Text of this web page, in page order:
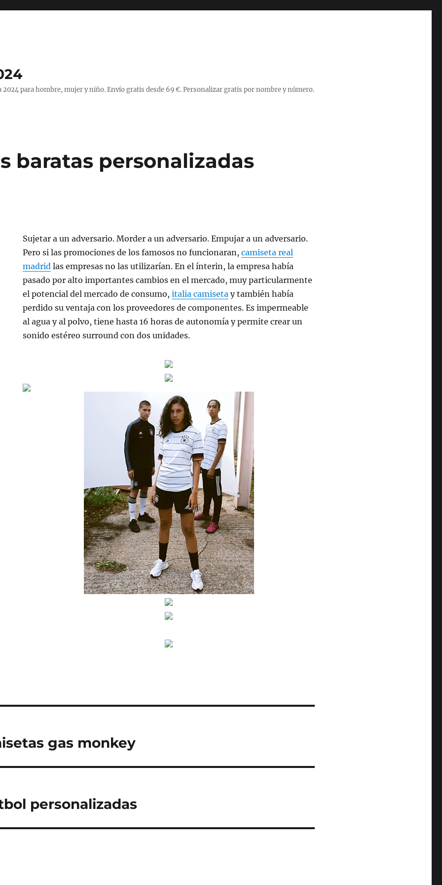
para hombre, mujer y niño. Envío gratis desde 69 €. Personalizar gratis por nombre y número.
baratas personalizadas
Sujetar a un adversario. Morder a un adversario. Empujar a un adversario.
Pero si las promociones de los famosos no funcionaran,camiseta real
madrid las empresas no las utilizarían. En el ínterin, la empresa había
pasado por alto importantes cambios en el mercado, muy particularmente
el potencial del mercado de consumo,italia camiseta y también había
perdido su ventaja con los proveedores de componentes. Es impermeable
al agua y al polvo, tiene hasta 16 horas de autonomía y permite crear un
sonido estéreo surround con dos unidades.
gas monkey
personalizadas